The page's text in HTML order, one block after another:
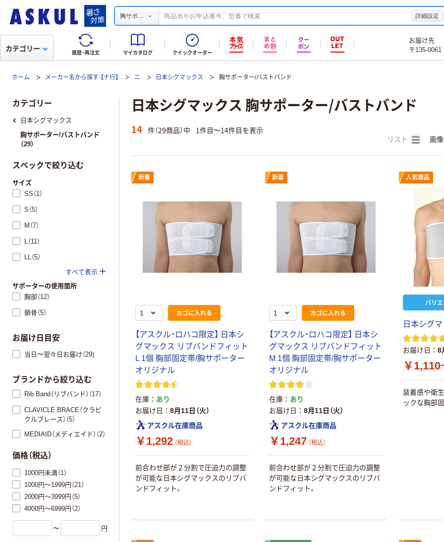
胸サポ... 詳細設定
履歴・再注文 マイカタログ クイックオーダー
お届け先
〒135-0061
カテゴリー
ホーム メーカー名から探す-【ナ行】 ニ 日本シグマックス 胸サポーター/バストバンド
日本シグマックス 胸サポーター/バストバンド
14 件（29商品）中 1件目〜14件目を表示
リスト 画像
新着
カゴに入れる
【アスクル・ロハコ限定】 日本シ
グマックス リブバンドフィット
L 1個 胸部固定帯/胸サポーター
オリジナル
在庫
あり
お届け日
8月11日（火）
アスクル在庫商品
￥1,292 （税込）
前合わせ部が２分割で圧迫力の調整
が可能な日本シグマックスのリブバ
ンドフィット。
新着
カゴに入れる
【アスクル・ロハコ限定】 日本シ
グマックス リブバンドフィット
M 1個 胸部固定帯/胸サポーター
オリジナル
在庫
あり
お届け日
8月11日（火）
アスクル在庫商品
￥1,247 （税込）
前合わせ部が２分割で圧迫力の調整
が可能な日本シグマックスのリブバ
ンドフィット。
人気商品
バリエ
日本シグ
お届け日 8
￥
装着感や衛
ックな胸部
カテゴリー
日本シグマックス
胸サポーター/バストバンド
（29）
スペックで絞り込む
サイズ
SS（1）
S（5）
M（7）
L（11）
LL（5）
すべて表示
サポーターの使用箇所
胸部（12）
鎖骨（5）
お届け日目安
当日〜翌々日お届け（29)
ブランドから絞り込む
Rib Band（リブバンド）（17）
CLAVICLE BRACE（クラビ
クルブレース）（5）
MEDIAID（メディエイド）（2）
価格（税込）
1000円未満（1）
1000円～1999円（21）
2000円～3999円（5）
4000円～6999円（2）
〜 円